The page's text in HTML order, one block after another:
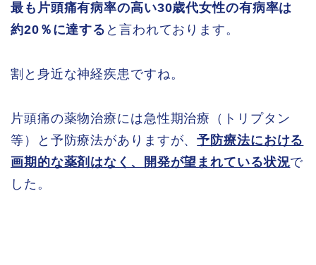
最も片頭痛有病率の高い30歳代女性の有病率は
約20％に達する と言われております。
割と身近な神経疾患ですね。
片頭痛の薬物治療には急性期治療（トリプタン
等）と予防療法がありますが、予防療法における
画期的な薬剤はなく、開発が望まれている状況で
した。